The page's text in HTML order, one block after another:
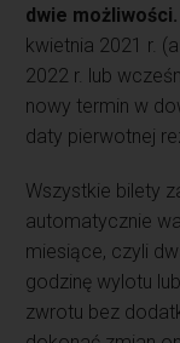
dwie możliwości.
kwietnia 2021 r.
2022 r. lub
nowy termin w
daty pierwotnej
Wszystkie bilety
automatycznie
miesiące, czyli
godzinę wylotu
zwrotu bez